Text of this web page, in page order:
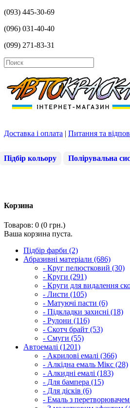
(093) 445-30-69
(096) 031-40-40
(099) 271-83-31
Доставка і оплата | Питання та
Підбір кольору Полірувальна
Корзина
Товаров: 0 (0 грн.)
Ваша корзина пуста.
Підбір фарби (2)
Абразивні матеріали (686)
- Круг пелюстковий (30)
- Круги (291)
- Круги для видалення
- Листи (105)
- Матуючі пасти (6)
- Підкладки захисні (18)
- Рулони (116)
- Скотч брайт (53)
- Смуги (55)
Автоемалі (1201)
- Акрилові емалі (366)
- Алкідна емаль Мікс (28)
- Алкидні емалі (183)
- Для бампера (15)
- Для дісків (6)
- Емаль з